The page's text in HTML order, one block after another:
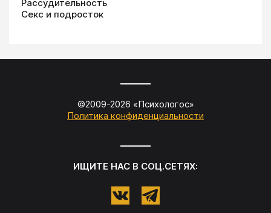
Рассудительность
Секс и подросток
©2009-2026 «Психологос»
Политика конфиденциальности
ИЩИТЕ НАС В СОЦ.СЕТЯХ: